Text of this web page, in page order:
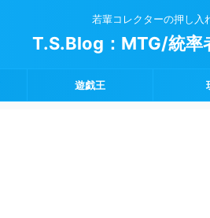
若輩コレクターの押し入
T.S.Blog：MTG/統率
遊戯王